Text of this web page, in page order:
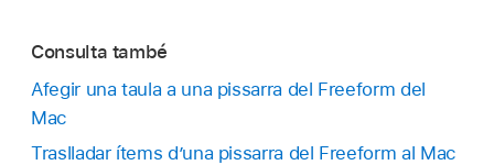
Consulta també
Afegir una taula a una pissarra del Freeform del
Mac
Traslladar ítems d’una pissarra del Freeform al Mac